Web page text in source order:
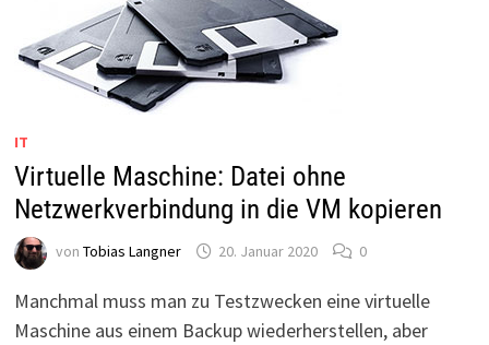
CREATION
TOOL
IT
Virtuelle Maschine: Datei ohne
Netzwerkverbindung in die VM kopieren
von Tobias Langner 20. Januar 2020 0
Manchmal muss man zu Testzwecken eine virtuelle
Maschine aus einem Backup wiederherstellen, aber